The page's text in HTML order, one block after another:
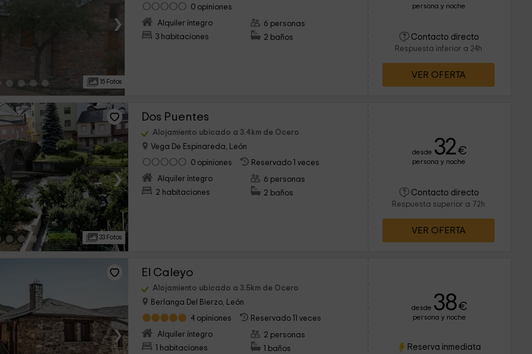
›
15 Fotos
0 opiniones
Alquiler íntegro
3 habitaciones
6 personas
2 baños
persona y noche
Contacto directo
Respuesta inferior a 24h
VER OFERTA
›
33 Fotos
Dos Puentes
Alojamiento ubicado a 3.4km de Ocero
Vega De Espinareda, León
0 opiniones
Reservado 1 veces
Alquiler íntegro
2 habitaciones
6 personas
2 baños
desde 32€
persona y noche
Contacto directo
Respuesta superior a 72h
VER OFERTA
›
El Caleyo
Alojamiento ubicado a 3.5km de Ocero
Berlanga Del Bierzo, León
4 opiniones
Reservado 11 veces
Alquiler íntegro
1 habitaciones
2 personas
1 baños
desde 38€
persona y noche
Reserva inmediata